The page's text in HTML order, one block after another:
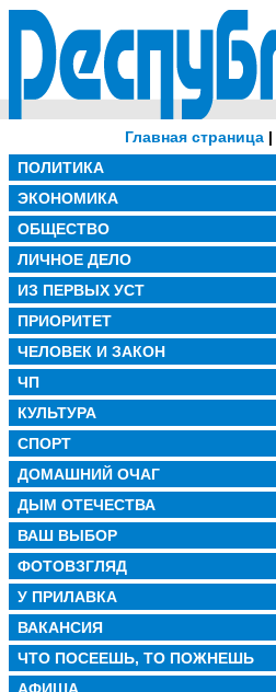
Главная страница|
ПОЛИТИКА
ЭКОНОМИКА
ОБЩЕСТВО
ЛИЧНОЕ ДЕЛО
ИЗ ПЕРВЫХ УСТ
ПРИОРИТЕТ
ЧЕЛОВЕК И ЗАКОН
ЧП
КУЛЬТУРА
СПОРТ
ДОМАШНИЙ ОЧАГ
ДЫМ ОТЕЧЕСТВА
ВАШ ВЫБОР
ФОТОВЗГЛЯД
У ПРИЛАВКА
ВАКАНСИЯ
ЧТО ПОСЕЕШЬ, ТО ПОЖНЕШЬ